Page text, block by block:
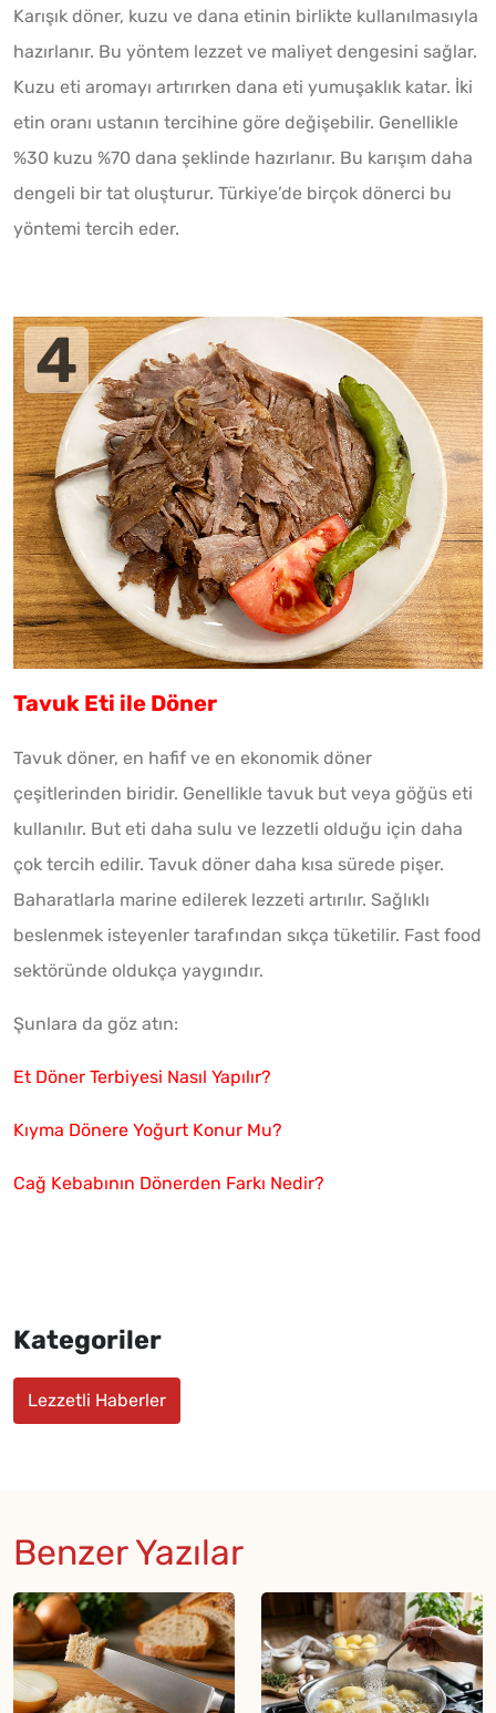
Karışık döner, kuzu ve dana etinin birlikte kullanılmasıyla
hazırlanır. Bu yöntem lezzet ve maliyet dengesini sağlar.
Kuzu eti aromayı artırırken dana eti yumuşaklık katar. İki
etin oranı ustanın tercihine göre değişebilir. Genellikle
%30 kuzu %70 dana şeklinde hazırlanır. Bu karışım daha
dengeli bir tat oluşturur. Türkiye’de birçok dönerci bu
yöntemi tercih eder.
Tavuk Eti ile Döner
Tavuk döner, en hafif ve en ekonomik döner
çeşitlerinden biridir. Genellikle tavuk but veya göğüs eti
kullanılır. But eti daha sulu ve lezzetli olduğu için daha
çok tercih edilir. Tavuk döner daha kısa sürede pişer.
Baharatlarla marine edilerek lezzeti artırılır. Sağlıklı
beslenmek isteyenler tarafından sıkça tüketilir. Fast food
sektöründe oldukça yaygındır.
Şunlara da göz atın:
Et Döner Terbiyesi Nasıl Yapılır?
Kıyma Dönere Yoğurt Konur Mu?
Cağ Kebabının Dönerden Farkı Nedir?
Kategoriler
Lezzetli Haberler
Benzer Yazılar